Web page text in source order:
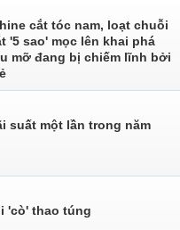
cắt tóc nam, loạt chuỗi
'5 sao' mọc lên khai phá
mỡ đang bị chiếm lĩnh bởi
suất một lần trong năm
'cò' thao túng